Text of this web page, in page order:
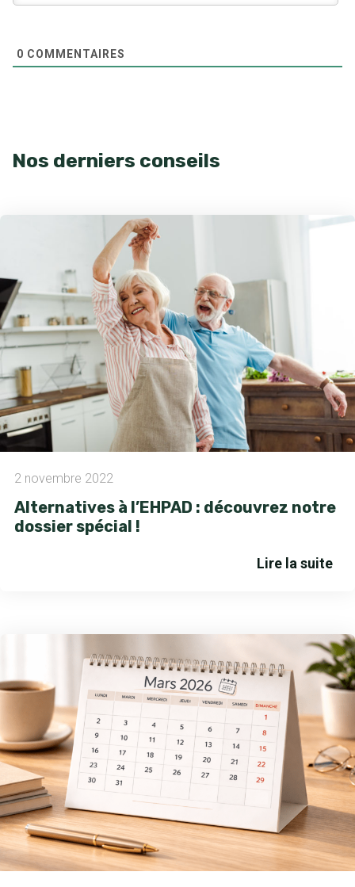
0 COMMENTAIRES
Nos derniers conseils
2 novembre 2022
Alternatives à l’EHPAD : découvrez notre
dossier spécial !
Lire la suite